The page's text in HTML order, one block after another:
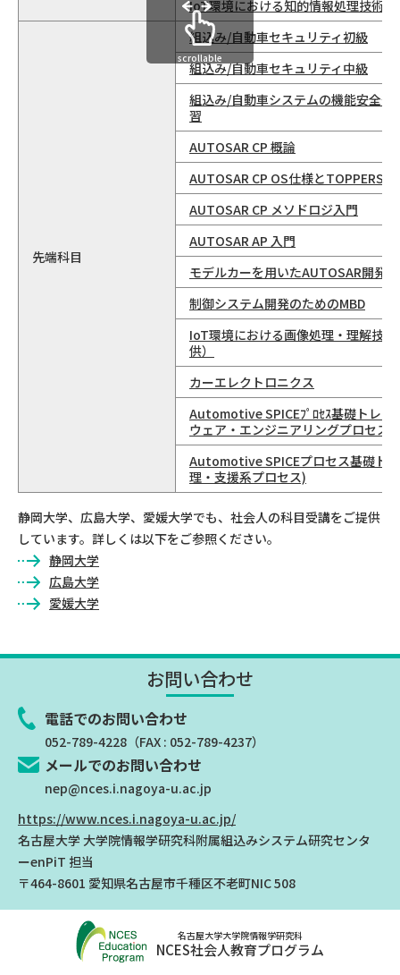
IoT環境における知的情報処理技術
先端科目
組込み/自動車セキュリティ初級
組込み/自動車セキュリティ中級
組込み/自動車システムの機能安全規
習
AUTOSAR CP 概論
AUTOSAR CP OS仕様とTOPPERS/
AUTOSAR CP メソドロジ入門
AUTOSAR AP 入門
モデルカーを用いたAUTOSAR開発
制御システム開発のためのMBD
IoT環境における画像処理・理解技
供）
カーエレクトロニクス
Automotive SPICEﾌﾟﾛｾｽ基礎トレー
ウェア・エンジニアリングプロセス)
Automotive SPICEプロセス基礎ト
理・支援系プロセス)
scrollable
静岡大学、広島大学、愛媛大学でも、社会人の科目受講をご提供
しています。詳しくは以下をご参照ください。
静岡大学
広島大学
愛媛大学
お問い合わせ
電話でのお問い合わせ
052-789-4228 （FAX : 052-789-4237）
メールでのお問い合わせ
nep@nces.i.nagoya-u.ac.jp
https://www.nces.i.nagoya-u.ac.jp/
名古屋大学 大学院情報学研究科附属組込みシステム研究センタ
ーenPiT 担当
〒464-8601 愛知県名古屋市千種区不老町NIC 508
名古屋大学大学院情報学研究科
NCES社会人教育プログラム